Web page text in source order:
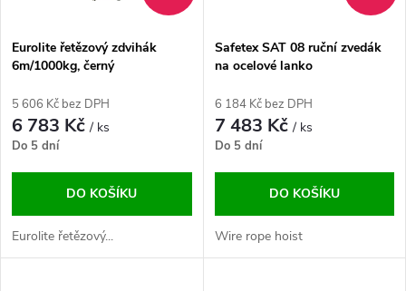
Eurolite řetězový zdvihák
6m/1000kg, černý
5 606 Kč bez DPH
6 783 Kč/ ks
Do 5 dní
DO KOŠÍKU
Eurolite řetězový...
Safetex SAT 08 ruční zvedák
na ocelové lanko
6 184 Kč bez DPH
7 483 Kč/ ks
Do 5 dní
DO KOŠÍKU
Wire rope hoist